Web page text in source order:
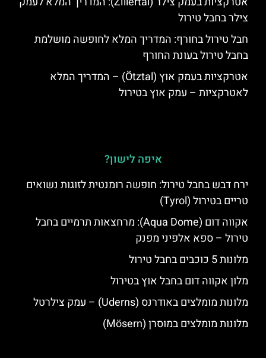
צילר בחבל טירול
חבל טירול בחורף: המדריך המלא לחופשה מושלמת
בחבל טירול בעונת החורף
אטרקציות בעמק אוץ (Ötztal) – המדריך המלא
לאטרקציות – עמק אוץ בטירול
איפה לישון?
ירח דבש בחבל טירול: חופשה רומנטית לזוגות נשואים
טריים בטירול (Tyrol)
אקווה דום (Aqua Dome): מרחצאות תרמיים בחבל
טירול – ספא אלפיני מפנק
מלונות 5 כוכבים בחבל טירול
מלון אקווה דום בחבל אוץ בטירול
מלונות מומלצים באודרנס (Uderns) – עמק צילרטל
מלונות מומלצים במוסרן (Mösern)